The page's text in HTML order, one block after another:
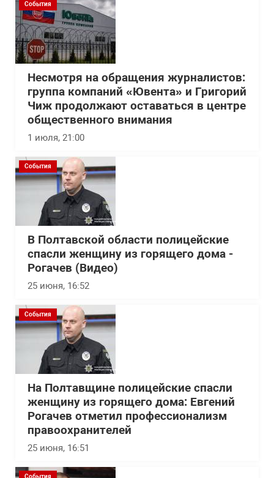
События
Несмотря на обращения журналистов:
группа компаний «Ювента» и Григорий
Чиж продолжают оставаться в центре
общественного внимания
1 июля, 21:00
События
В Полтавской области полицейские
спасли женщину из горящего дома -
Рогачев (Видео)
25 июня, 16:52
События
На Полтавщине полицейские спасли
женщину из горящего дома: Евгений
Рогачев отметил профессионализм
правоохранителей
25 июня, 16:51